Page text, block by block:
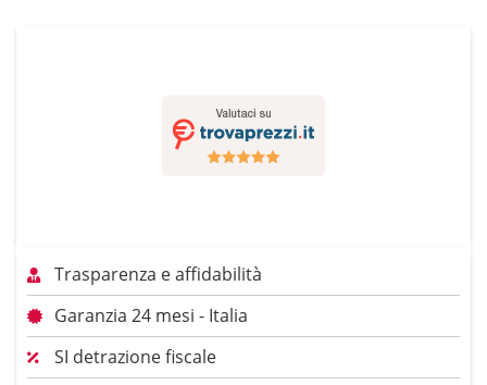
Trasparenza e affidabilità
Garanzia 24 mesi - Italia
SI detrazione fiscale